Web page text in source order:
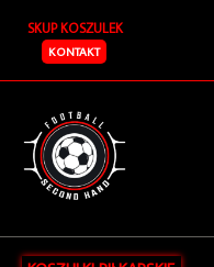
treści
SKUP KOSZULEK
KONTAKT